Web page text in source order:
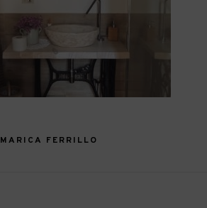
MARICA FERRILLO